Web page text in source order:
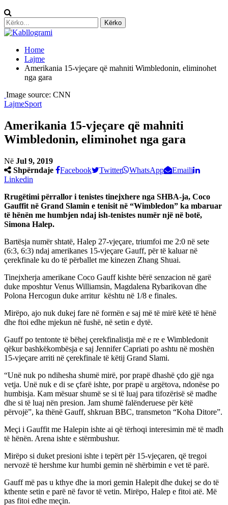
Home
Lajme
Amerikania 15-vjeçare që mahniti Wimbledonin, eliminohet
nga gara
Image source: CNN
LajmeSport
Amerikania 15-vjeçare që mahniti
Wimbledonin, eliminohet nga gara
Në Jul 9, 2019
Shpërndaje
Facebook Twitter WhatsApp
Emaili
Linkedin
Rrugëtimi përrallor i tenistes tinejxhere nga SHBA-ja, Coco
Gauffit në Grand Slamin e tenisit në “Wimbledon” ka mbaruar
të hënën me humbjen ndaj ish-tenistes numër një në botë,
Simona Halep.
Bartësja numër shtatë, Halep 27-vjeçare, triumfoi me 2:0 në sete
(6:3, 6:3) ndaj amerikanes 15-vjeçare Gauff, për të kaluar në
çerekfinale ku do të përballet me kinezen Zhang Shuai.
Tinejxherja amerikane Coco Gauff kishte bërë senzacion në garë
duke mposhtur Venus Williamsin, Magdalena Rybarikovan dhe
Polona Hercogun duke arritur kështu në 1/8 e finales.
Mirëpo, ajo nuk dukej fare në formën e saj më të mirë këtë të hënë
dhe ftoi edhe mjekun në fushë, në setin e dytë.
Gauff po tentonte të bëhej çerekfinalistja më e re e Wimbledonit
qëkur bashkëkombësja e saj Jennifer Capriati po ashtu në moshën
15-vjeçare arriti në çerekfinale të këtij Grand Slami.
“Unë nuk po ndihesha shumë mirë, por prapë dhashë çdo gjë nga
vetja. Unë nuk e di se çfarë ishte, por prapë u argëtova, ndonëse po
humbisja. Kam mësuar shumë se si të luaj para tifozërisë së madhe
dhe si të luaj nën presion. Jam shumë falënderuese për këtë
përvojë”, ka thënë Gauff, shkruan BBC, transmeton “Koha Ditore”.
Meçi i Gauffit me Halepin ishte ai që tërhoqi interesimin më të madh
të hënën. Arena ishte e stërmbushur.
Mirëpo si duket presioni ishte i tepërt për 15-vjeçaren, që tregoi
nervozë të hershme kur humbi gemin në shërbimin e vet të parë.
Gauff më pas u kthye dhe ia mori gemin Halepit dhe dukej se do të
kthente setin e parë në favor të vetin. Mirëpo, Halep e fitoi atë. Më
pas fitoi edhe meçin.